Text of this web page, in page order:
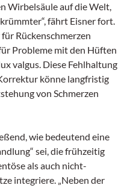
Wirbelsäule auf die Welt,
fährt Eisner fort.
Rückenschmerzen
Probleme mit den Hüften
valgus. Diese Fehlhaltung
könne langfristig
von Schmerzen
wie bedeutend eine
sei, die frühzeitig
als auch nicht-
integriere. „Neben der